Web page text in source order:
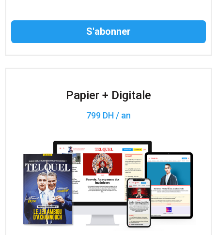
Des informations confidentielles résérvées aux
Papier + Digitale
799 DH / an